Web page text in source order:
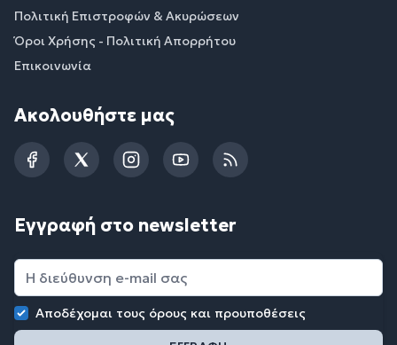
Πολιτική Επιστροφών & Ακυρώσεων
Όροι Χρήσης - Πολιτική Απορρήτου
Επικοινωνία
Ακολουθήστε μας
FacebookTwitterInstagramYouTubeRSS
Εγγραφή στο newsletter
Αποδέχομαι τους όρους και προυποθέσεις